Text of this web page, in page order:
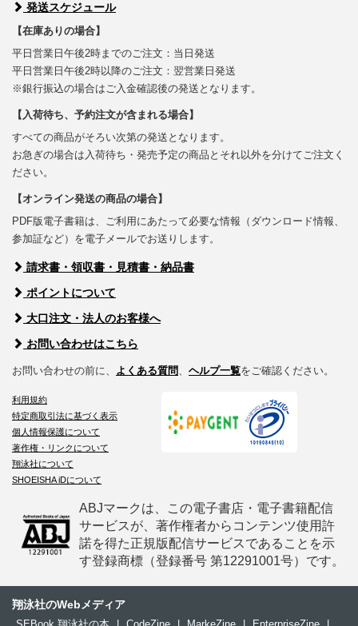
発送スケジュール
【在庫ありの場合】
平日営業日午後2時までのご注文：当日発送
平日営業日午後2時以降のご注文：翌営業日発送
※銀行振込の場合はご入金確認後の発送となります。
【入荷待ち、予約注文が含まれる場合】
すべての商品がそろい次第の発送となります。
お急ぎの場合は入荷待ち・発売予定の商品とそれ以外を分けてご注文く
ださい。
【オンライン発送の商品の場合】
PDF版電子書籍は、ご利用にあたって必要な情報（ダウンロード情報、
参加証など）を電子メールでお送りします。
請求書・領収書・見積書・納品書
ポイントについて
大口注文・法人のお客様へ
お問い合わせはこちら
お問い合わせの前に、 よくある質問、 ヘルプ一覧をご確認ください。
利用規約
特定商取引法に基づく表示
個人情報保護について
著作権・リンクについて
翔泳社について
SHOEISHA iDについて
ABJマークは、この電子書店・電子書籍配信
サービスが、著作権者からコンテンツ使用許
諾を得た正規版配信サービスであることを示
す登録商標（登録番号 第12291001号）です。
翔泳社のWebメディア